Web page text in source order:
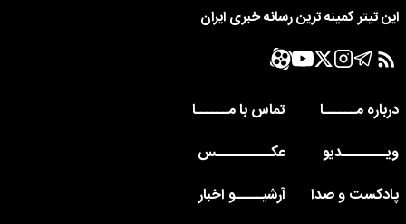
این تیتر کمینه ترین رسانه خبری ایران
درباره مــــــا
تماس با مــــــا
ویــــــــدیو
عکــــــــــس
پادکست و صدا
آرشیـــــو اخبار